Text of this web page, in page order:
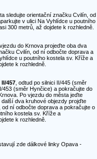
sledujte orientační značku Cvilín, od
v ulici Na Vyhlídce u poutního
300 metrů, až dojdete k rozhledně.
do Krnova projeďte oba dva
Cvilín, od ní odbočte doprava a
u poutního kostela sv. Kříže a
k rozhledně.
II/457, odtud po silnici II/445 (směr
453 (směr Hynčice) a pokračujte do
Po vjezdu do města jeďte
dva kruhové objezdy projďte
ní odbočte doprava a pokračujte o
kostela sv. Kříže a
k rozhledně.
zde dálkové linky Opava -